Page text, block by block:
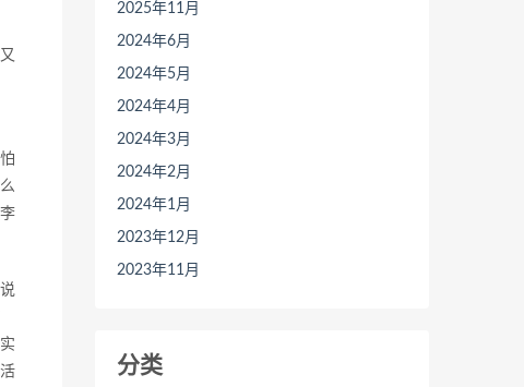
2025年11月
2024年6月
2024年5月
2024年4月
2024年3月
2024年2月
2024年1月
2023年12月
2023年11月
分类